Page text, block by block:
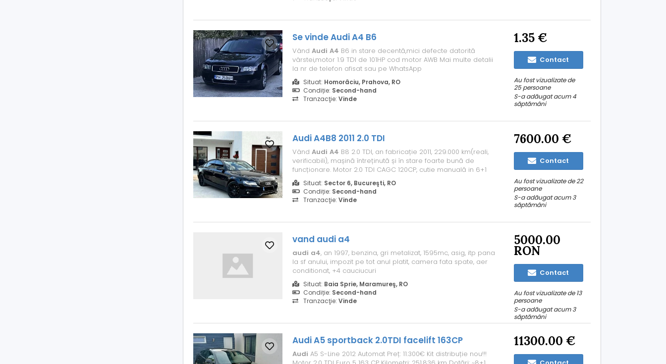
Se vindeAudiA4 B6
Vând Audi A4 B6 in stare decentă,mici defecte datorită
vârstei,motor 1.9 TDI de 101HP cod motor AWB Mai multe detalii
la nr de telefon afisat sau pe WhatsApp
Situat: Homorâciu, Prahova, RO
Condiție: Second-hand
Tranzacţie: Vinde
1.35 €
Contact
Au fost vizualizate de
25 persoane
S-a adăugat acum 4
săptămâni
AudiA4B8 2011 2.0 TDI
Vând Audi A4 B8 2.0 TDI, an fabricație 2011, 229.000 km(reali,
verificabili), mașină întreținută și în stare foarte bună de
funcționare. Motor 2.0 TDI CAGC 120CP, cutie manuală in 6+1
trepte. DPF și EGR active (ON), fără modificări. Mașina are
distribuția schimbată în 10/2024(dețin factura), articulația față
este schim...
Situat: Sector 6, Bucureşti, RO
Condiție: Second-hand
Tranzacţie: Vinde
7600.00 €
Contact
Au fost vizualizate de 22
persoane
S-a adăugat acum 3
săptămâni
vand audi a4
audi a4, an 1997, benzina, gri metalizat, 1595mc, asig, itp pana
la sf anului, impozit pe tot anul platit, camera fata spate, aer
conditionat, +4 cauciucuri
Situat: Baia Sprie, Maramureş, RO
Condiție: Second-hand
Tranzacţie: Vinde
5000.00
RON
Contact
Au fost vizualizate de 13
persoane
S-a adăugat acum 3
săptămâni
AudiA5 sportback 2.0TDI facelift 163CP
Audi A5 S-Line 2012 Automat Preț: 11.300€ Kit distribuție nou!!!
11300.00 €